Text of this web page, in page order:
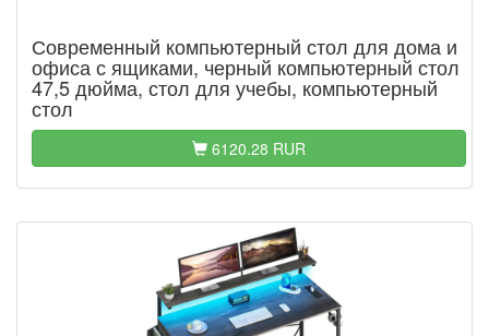
Современный компьютерный стол для дома и
офиса с ящиками, черный компьютерный стол
47,5 дюйма, стол для учебы, компьютерный
стол
6120.28 RUR